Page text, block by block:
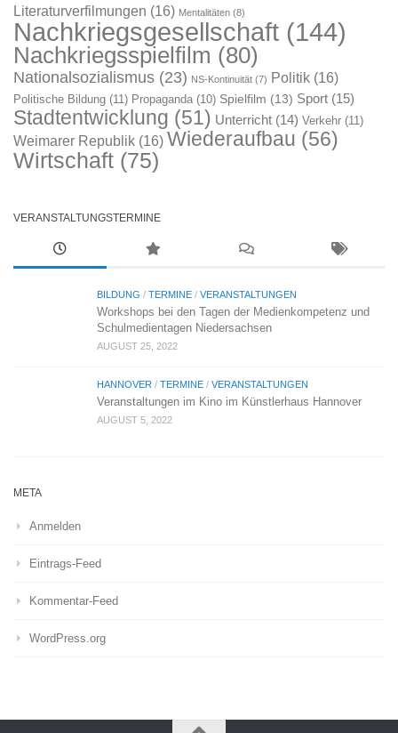
Literaturverfilmungen (16) Mentalitäten (8)
Nachkriegsgesellschaft (144)
Nachkriegsspielfilm (80)
Nationalsozialismus (23) NS-Kontinuität (7) Politik (16)
Politische Bildung (11) Propaganda (10) Spielfilm (13) Sport (15)
Stadtentwicklung (51) Unterricht (14) Verkehr (11)
Weimarer Republik (16) Wiederaufbau (56)
Wirtschaft (75)
VERANSTALTUNGSTERMINE
BILDUNG / TERMINE / VERANSTALTUNGEN
Workshops bei den Tagen der Medienkompetenz und
Schulmedientagen Niedersachsen
AUGUST 25, 2022
HANNOVER / TERMINE / VERANSTALTUNGEN
Veranstaltungen im Kino im Künstlerhaus Hannover
AUGUST 5, 2022
META
Anmelden
Eintrags-Feed
Kommentar-Feed
WordPress.org